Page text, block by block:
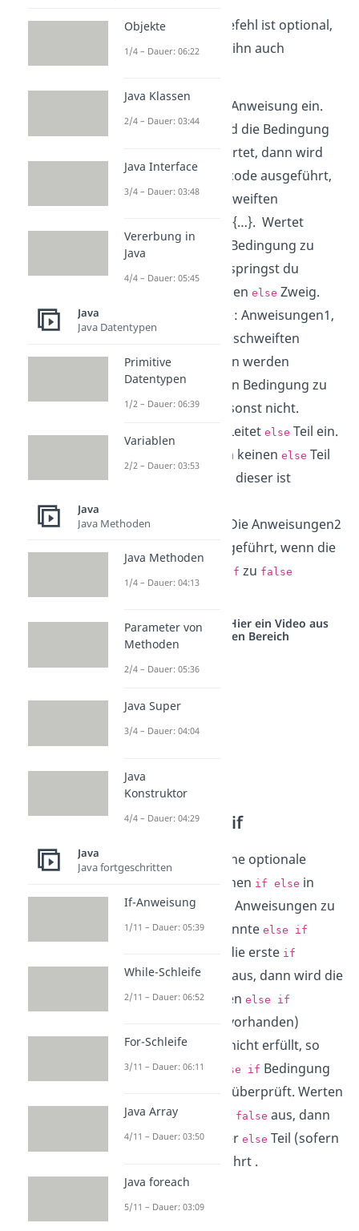
Hinweis:Der
Befehl ist optional,
das heißt du kannst ihn auch
Teil: Leitet Anweisung ein.
: Wird die Bedingung
ausgewertet, dann wird
der ganze Quellcode ausgeführt,
der in den geschweiften
Klammern steht {…}. Wertet
hingegen die
Bedingung zu
aus, dann springst du
automatisch in den else Zweig.
{//Anweisungen1}: Anweisungen1,
welche in den geschweiften
Klammern stehen werden
ausgeführt, wenn Bedingung zu
trueauswertet, sonst nicht.
(optional): Leitet else Teil ein.
Du musst jedoch keinen else Teil
programmieren, dieser ist
{//Anweisung2}
: Die Anweisungen2
werden nur ausgeführt, wenn die
if zu false
Studyflix vernetzt: Hier ein Video aus
einem anderen Bereich
if else mit else if
Es gibt auch noch eine optionale
Variante zum typischen if else in
Java, um mehrere
Anweisungen zu
koppeln, die sogenannte else if
Bedingung. Wertet die erste if
Bedingung zufalse
aus, dann wird die
Bedingung der ersten else if
Anweisung (sofern vorhanden)
überprüft, ist diese nicht erfüllt, so
wird die nächste
else if Bedingung
(sofern vorhanden) überprüft. Werten
alle Bedingungen zu
false aus, dann
wird zum Schluss der else Teil (sofern
vorhanden) ausgeführt .
    //Anweisungen
Objekte
1/4 – Dauer: 06:22
Java Klassen
2/4 – Dauer: 03:44
Java Interface
3/4 – Dauer: 03:48
Vererbung in
Java
4/4 – Dauer: 05:45
Java
Java Datentypen
Primitive
Datentypen
1/2 – Dauer: 06:39
Variablen
2/2 – Dauer: 03:53
Java
Java Methoden
Java Methoden
1/4 – Dauer: 04:13
Parameter von
Methoden
2/4 – Dauer: 05:36
Java Super
3/4 – Dauer: 04:04
Java
Konstruktor
4/4 – Dauer: 04:29
Java
Java fortgeschritten
If-Anweisung
1/11 – Dauer: 05:39
While-Schleife
2/11 – Dauer: 06:52
For-Schleife
3/11 – Dauer: 06:11
Java Array
4/11 – Dauer: 03:50
Java foreach
5/11 – Dauer: 03:09